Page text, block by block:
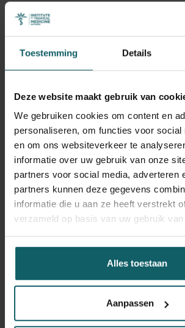
Toestemming Details
Deze website maakt gebruik van
We gebruiken cookies om content en
personaliseren, om functies voor social
en om ons websiteverkeer te
informatie over uw gebruik van onze
partners voor social media, adverteren
partners kunnen deze gegevens
informatie die u aan ze heeft verstrekt
verzameld op basis van uw gebruik
Alles toestaan
Aanpassen
2026-Sierra Leone
Fatmata Bintu Kargbo
Master of Science (MSc) in Public Health
Lees meer